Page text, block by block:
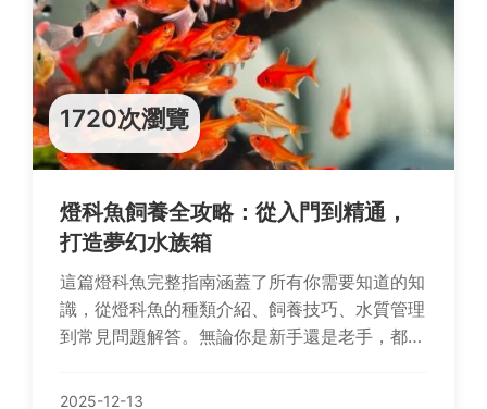
1720次瀏覽
燈科魚飼養全攻略：從入門到精通，
打造夢幻水族箱
這篇燈科魚完整指南涵蓋了所有你需要知道的知
識，從燈科魚的種類介紹、飼養技巧、水質管理
到常見問題解答。無論你是新手還是老手，都能
魚。內容包括價格分析、設備推薦和個人經驗分
2025-12-13